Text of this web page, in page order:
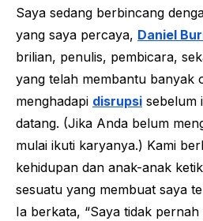
Saya sedang berbincang
yang saya percaya, Daniel
brilian, penulis, pembicara,
yang telah membantu banyak
menghadapi disrupsi sebelum
datang. (Jika Anda belum
mulai ikuti karyanya.) Kami
kehidupan dan anak-anak
sesuatu yang membuat saya
Ia berkata, “Saya tidak